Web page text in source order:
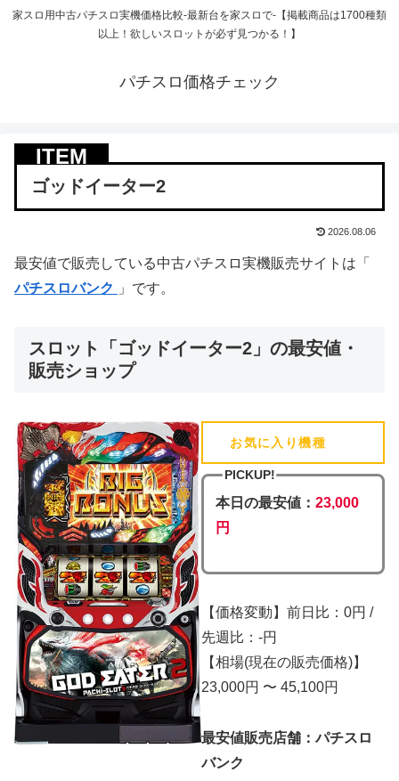
家スロ用中古パチスロ実機価格比較-最新台を家スロで-【掲載商品は1700種類
以上！欲しいスロットが必ず見つかる！】
パチスロ価格チェック
ゴッドイーター2
2026.08.06
最安値で販売している中古パチスロ実機販売サイトは「
パチスロバンク
」です。
スロット「ゴッドイーター2」の最安値・
販売ショップ
お気に入り機種
PICKUP!
本日の最安値： 23,000
円
【価格変動】前日比：0円 /
先週比：-円
【相場(現在の販売価格)】
23,000円 〜 45,100円
最安値販売店舗：パチスロ
バンク